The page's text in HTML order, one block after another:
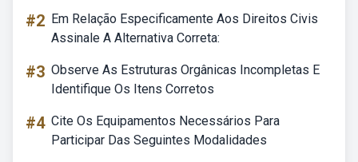
#2 Em Relação Especificamente Aos Direitos Civis
Assinale A Alternativa Correta:
#3 Observe As Estruturas Orgânicas Incompletas E
Identifique Os Itens Corretos
#4 Cite Os Equipamentos Necessários Para
Participar Das Seguintes Modalidades